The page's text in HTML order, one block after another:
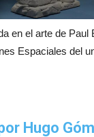
en el arte de Paul
Espaciales del
Hugo